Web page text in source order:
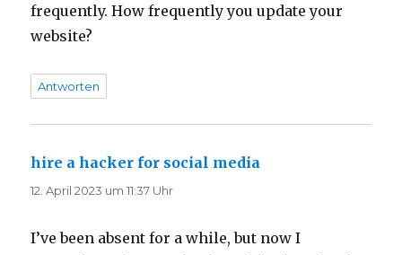
frequently. How frequently you update your
website?
Antworten
hire a hacker for social media
12. April 2023 um 11:37 Uhr
I’ve been absent for a while, but now I